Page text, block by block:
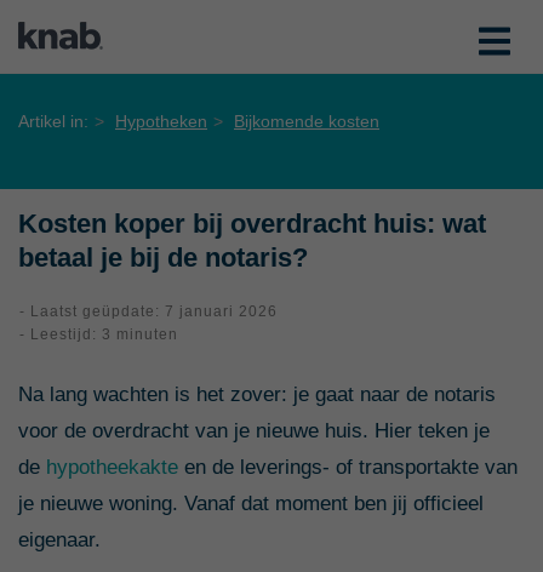
Artikel in: Hypotheken Bijkomende kosten
Kosten koper bij overdracht huis: wat
betaal je bij de notaris?
- Laatst geüpdate: 7 januari 2026
- Leestijd: 3 minuten
Na lang wachten is het zover: je gaat naar de notaris
voor de overdracht van je nieuwe huis. Hier teken je
de hypotheekakte en de leverings- of transportakte van
je nieuwe woning. Vanaf dat moment ben jij officieel
eigenaar.